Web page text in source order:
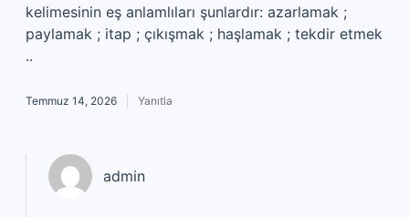
kelimesinin eş anlamlıları şunlardır: azarlamak ;
paylamak ; itap ; çıkışmak ; haşlamak ; tekdir etmek
..
Temmuz 14, 2026 Yanıtla
admin